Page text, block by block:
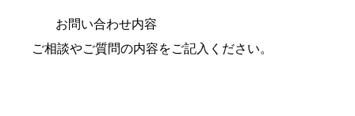
お問い合わせ内容
ご相談やご質問の内容をご記入ください。